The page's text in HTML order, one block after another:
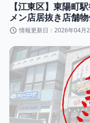
【江東区】東陽町
メン店居抜き店舗
情報更新日：2026年04月